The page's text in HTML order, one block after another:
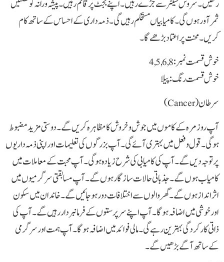
رکھیں۔ سروس سیکٹر سے جڑے رہیں۔ اپنے بجٹ پر قائم رہیں۔ پیشہ ورانہ کوششیں
ثمر آور ہوں گی۔ کامیابیاں مستحکم رہیں گی۔ ذمہ داری کے احساس کے ساتھ کام
کریں۔ محنت پر اعتماد بڑھے گا۔
خوش قسمت نمبر: 4,5,6,8
خوش قسمت رنگ: پیلا
سرطان (Cancer)
آپ روزمرہ کے کاموں میں جوش و خروش کا مظاہرہ کریں گے۔ دوستی مزید مضبوط
ہوگی۔ قول و فعل میں بہتری آئے گی۔ آپ بزرگوں کی تعلیمات اور اپنی ذمہ داریوں
پر توجہ دیں گے۔ آپ کی کامیابی کی شرح زیادہ ہوگی۔ آپ محبت کے معاملات میں
کامیاب ہوں گے۔ جذباتی حالات سازگار ہوں گے۔ آپ مسابقتی سرگرمیوں میں
اثر انداز ہوں گے۔ گھر والوں سے اختلافات دور ہو جائیں گے۔ خاندان میں سکون
اور خوشی میں اضافہ ہوگا۔ آپ اپنے سرپرستوں کے فرمانبردار رہیں گے۔ آپ کی
ذاتی کارکردگی بہترین رہے گی۔ مالی فوائد میں اضافہ ہوگا۔ آپ ہمت اور سرگرمی
کے ساتھ آگے بڑھیں گے۔